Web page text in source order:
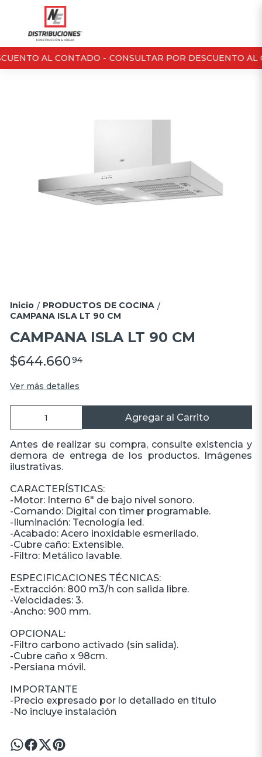
AL CONTADO - CONSULTAR POR DESCUENTO AL
Inicio / PRODUCTOS DE COCINA /
CAMPANA ISLA LT 90 CM
CAMPANA ISLA LT 90 CM
$644.66094
Ver más detalles
Agregar al Carrito
Antes de realizar su compra, consulte existencia y
demora de entrega de los productos. Imágenes
ilustrativas.
CARACTERÍSTICAS:
-Motor: Interno 6" de bajo nivel sonoro.
-Comando: Digital con timer programable.
-Iluminación: Tecnología led.
-Acabado: Acero inoxidable esmerilado.
-Cubre caño: Extensible.
-Filtro: Metálico lavable.
ESPECIFICACIONES TÉCNICAS:
-Extracción: 800 m3/h con salida libre.
-Velocidades: 3.
-Ancho: 900 mm.
OPCIONAL:
-Filtro carbono activado (sin salida).
-Cubre caño x 98cm.
-Persiana móvil.
IMPORTANTE
-Precio expresado por lo detallado en titulo
-No incluye instalación